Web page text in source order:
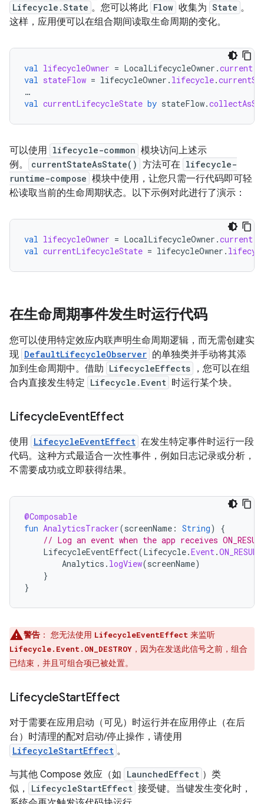
Lifecycle.State 。您可以将此 Flow 收集为 State 。
这样，应用便可以在组合期间读取生命周期的变化。
val lifecycleOwner = LocalLifecycleOwner .current
val stateFlow = lifecycleOwner . lifecycle.
…
val currentLifecycleState by stateFlow.
可以使用 lifecycle-common 模块访问上述示
例。
currentStateAsState() 方法可在 lifecycle-
runtime-compose 模块中使用，让您只需一行代码即可轻
松读取当前的生命周期状态。以下示例对此进行了演示：
val lifecycleOwner = LocalLifecycleOwner .current
val currentLifecycleState = lifecycleOwner .
在生命周期事件发生时运行代码
您可以使用特定效应内联声明生命周期逻辑，而无需创建实
现 DefaultLifecycleObserver 的单独类并手动将其添
加到生命周期中。借助 LifecycleEffects
，您可以在组
合内直接发生特定 Lifecycle.Event 时运行某个块。
LifecycleEventEffect
使用 LifecycleEventEffect 在发生特定事件时运行一段
代码。这种方式最适合一次性事件，例如日志记录或分析，
不需要成功或立即获得结果。
@Composable
fun AnalyticsTracker(screenName : String)
{
// Log an event when the app receives
LifecycleEventEffect(Lifecycle.Event.ON_RESUME
Analytics . logView(screenName)
}
}
警告 ： 您无法使用 LifecycleEventEffect 来监听
Lifecycle.Event.ON_DESTROY ，因为在发送此信号之前，组合
已结束，并且可组合项已被处置。
LifecycleStartEffect
对于需要在应用启动（可见）时运行并在应用停止（在后
台）时清理的配对启动/停止操作，请使用
LifecycleStartEffect 。
与其他 Compose 效应（如 LaunchedEffect ）类
似，
LifecycleStartEffect 接受键。当键发生变化时，